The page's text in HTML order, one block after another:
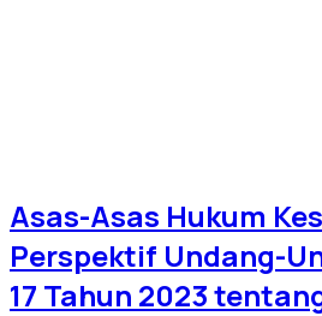
Asas-Asas Hukum
Perspektif Undang-
17 Tahun 2023